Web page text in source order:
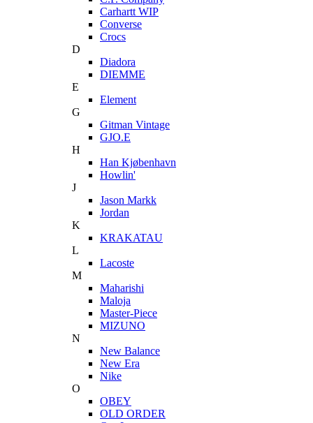
Carhartt WIP
Converse
Crocs
D
Diadora
DIEMME
E
Element
G
Gitman Vintage
GJO.E
H
Han Kjøbenhavn
Howlin'
J
Jason Markk
Jordan
K
KRAKATAU
L
Lacoste
M
Maharishi
Maloja
Master-Piece
MIZUNO
N
New Balance
New Era
Nike
O
OBEY
OLD ORDER